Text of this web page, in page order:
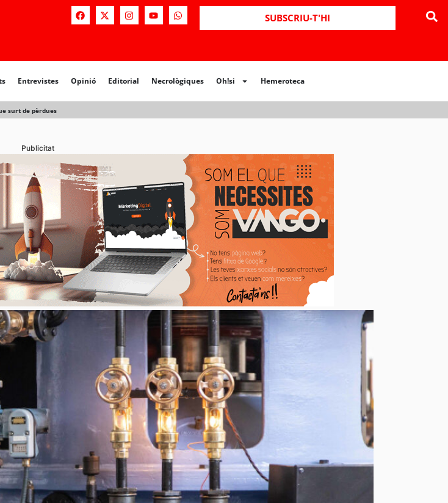
SUBSCRIU-T'HI
Entrevistes Opinió Editorial Necrològiques Oh!si Hemeroteca
surt de pèrdues
Opinió Editorial Necrològiques Hemeroteca
Publicitat